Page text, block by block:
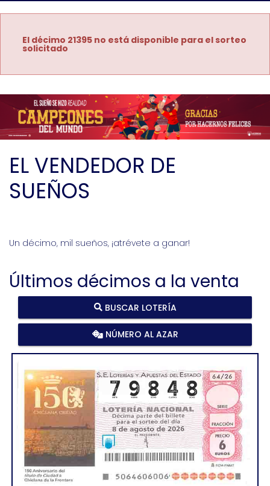
El décimo 21395 no está disponible para el sorteo
solicitado
EL VENDEDOR DE
SUEÑOS
Un décimo, mil sueños, ¡atrévete a ganar!
Últimos décimos a la venta
BUSCAR LOTERÍA
NÚMERO AL AZAR